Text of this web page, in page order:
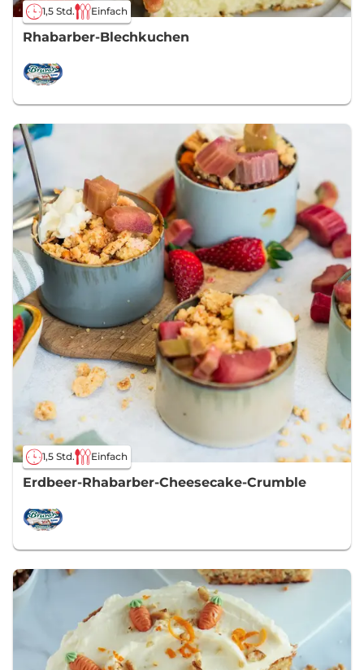
1,5 Std. Einfach
Rhabarber-Blechkuchen
1,5 Std. Einfach
Erdbeer-Rhabarber-Cheesecake-Crumble